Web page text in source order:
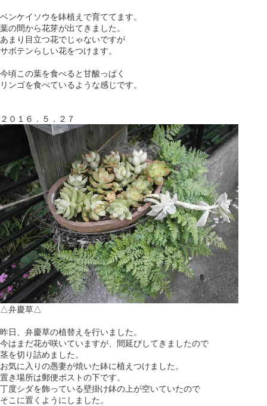
ベンケイソウを鉢植えで育ててます。
葉の間から花芽が出てきました。
あまり目立つ花でじゃないですが
サボテンらしい花をつけます。
今頃この葉を食べると甘酸っぱく
リンゴを食べているような感じです。
２０１６．５．２７
△弁慶草△
昨日、弁慶草の植替えを行いました。
今はまだ花が咲いていますが、間延びしてきましたので
茎を切り詰めました。
お気に入りの愚妻が焼いた鉢に植えつけました。
置き場所は郵便ポストの下です。
丁度シダを飾っている壁掛け鉢の上が空いていたので
そこに置くようにしました。